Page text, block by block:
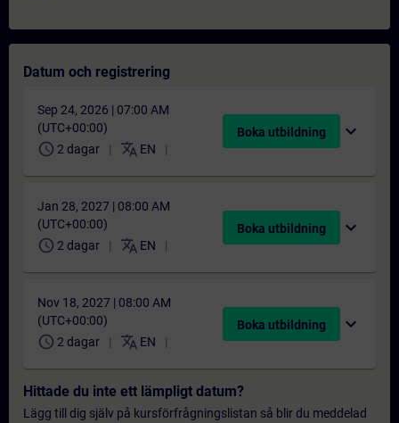
Datum och registrering
Sep 24, 2026 | 07:00 AM
(UTC+00:00)
schedule 2 dagar translate EN
Boka utbildning expand_more
Jan 28, 2027 | 08:00 AM
(UTC+00:00)
schedule 2 dagar translate EN
Boka utbildning expand_more
Nov 18, 2027 | 08:00 AM
(UTC+00:00)
schedule 2 dagar translate EN
Boka utbildning expand_more
Hittade du inte ett lämpligt datum?
Lägg till dig själv på kursförfrågningslistan så blir du meddelad